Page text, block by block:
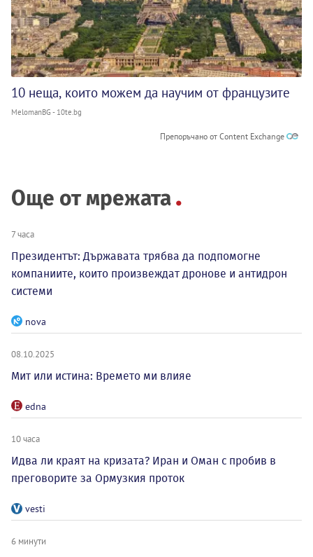
10 неща, които можем да научим от французите
MelomanBG - 10te.bg
Препоръчано от Content Exchange
Още от мрежата
7 часа
Президентът: Държавата трябва да подпомогне
компаниите, които произвеждат дронове и антидрон
системи
nova
08.10.2025
Мит или истина: Времето ми влияе
edna
10 часа
Идва ли краят на кризата? Иран и Оман с пробив в
преговорите за Ормузкия проток
vesti
6 минути